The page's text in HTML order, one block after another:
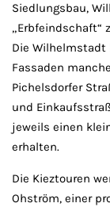
Siedlungsbau,
„Erbfeindschaft“
Die Wilhelmstadt
Fassaden
Pichelsdorfer
und
jeweils einen
erhalten.
Die Kieztouren
Ohström, einer